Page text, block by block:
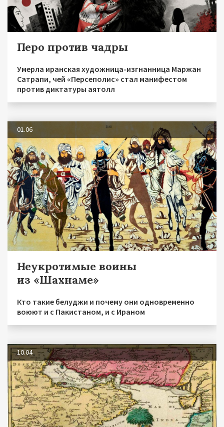
Перо против чадры
Умерла иранская художница-изгнанница Маржан
Сатрапи, чей «Персеполис» стал манифестом
против диктатуры аятолл
01.06
Неукротимые воины
из «Шахнаме»
Кто такие белуджи и почему они одновременно
воюют и с Пакистаном, и с Ираном
10.04